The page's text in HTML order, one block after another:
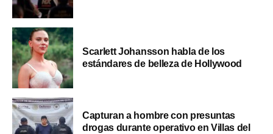
Scarlett Johansson habla de los
estándares de belleza de Hollywood
Capturan a hombre con presuntas
drogas durante operativo en Villas del